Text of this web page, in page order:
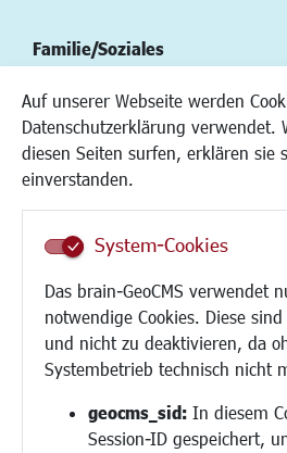
Auf unserer Webseite werden
Datenschutzerklärung verwendet.
diesen Seiten surfen, erklären sie
einverstanden.
System-Cookies
Das brain-GeoCMS verwendet
notwendige Cookies. Diese
und nicht zu deaktivieren, da
Systembetrieb technisch nicht
geocms_sid: In diesem
Session-ID gespeichert,
Familie/Soziales
Kinderbetreuung
Kinder und Jugend
Institutionen für Familien
Frauen
Schule
Demokratie leben
Ukrainehilfe
Hilfe für Geflüchtete
Religion
Bauen/Umwelt/Mobilität